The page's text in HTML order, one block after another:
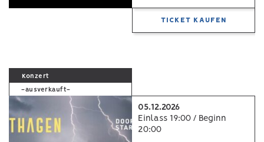
TICKET KAUFEN
Konzert
-ausverkauft-
05.12.2026
Einlass 19:00 / Beginn
20:00